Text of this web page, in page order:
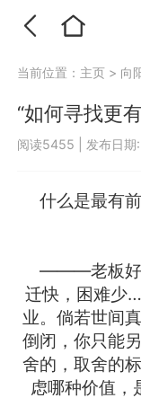
当前位置： 主页 > 向
“如何寻找更
阅读5455 发布日
什么是最有
———老板好
迁快，困难少
业。倘若世间
倒闭，你只能
舍的，取舍的
虑哪种价值，